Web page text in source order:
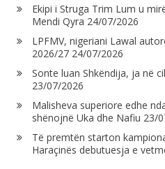
Ekipi i Struga Trim Lum u
Mendi Qyra 24/07/2026
LPFMV, nigeriani Lawal
2026/27 24/07/2026
Sonte luan Shkëndija, ja në
23/07/2026
Malisheva superiore edhe
shënojnë Uka dhe Nafiu 23/
Të premtën starton
Haraçinës debutuesja e